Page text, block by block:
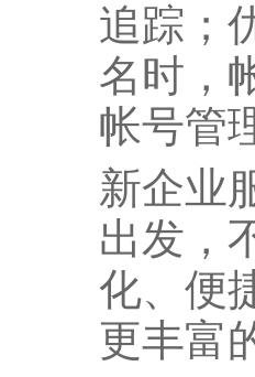
追踪；
名时，
帐号管
新企业
出发，
化、便
更丰富